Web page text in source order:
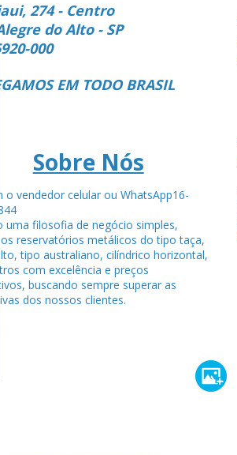
274 - Centro
do Alto - SP
000
EM TODO BRASIL
Sobre Nós
o vendedor celular ou WhatsApp16-
uma filosofia de negócio simples,
reservatórios metálicos do tipo taça,
tipo australiano, cilíndrico horizontal,
com excelência e preços
buscando sempre superar as
dos nossos clientes.